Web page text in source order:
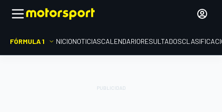
FÓRMULA 1 INICIONOTICIASCALENDARIORESULTADOS